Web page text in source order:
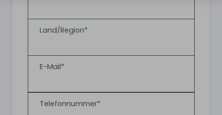
Land/Region*
E-Mail*
Telefonnummer*